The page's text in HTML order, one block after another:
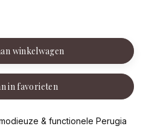
winkelwagen
in favorieten
& functionele Perugia